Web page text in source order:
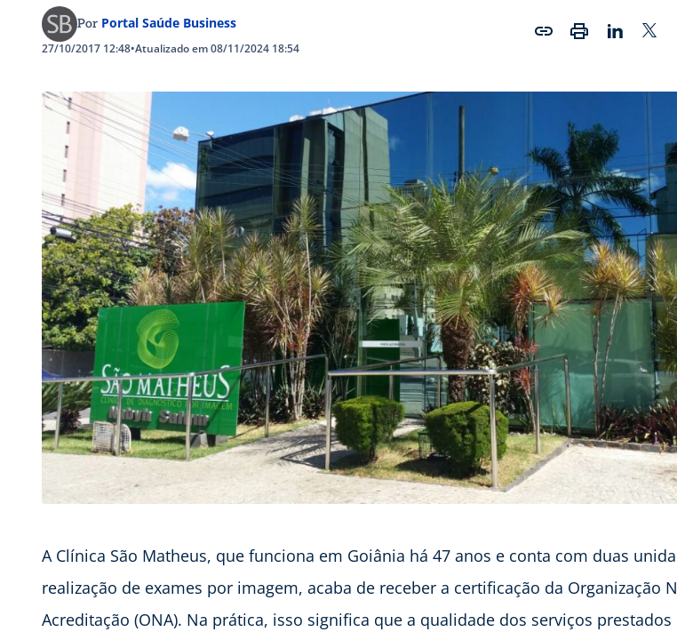
Por Portal Saúde Business
27/10/2017 12:48•Atualizado em 08/11/2024 18:54
A Clínica São Matheus, que funciona em Goiânia há 47 anos e conta com duas
realização de exames por imagem, acaba de receber a certificação da Organização
Acreditação (ONA). Na prática, isso significa que a qualidade dos serviços prestados